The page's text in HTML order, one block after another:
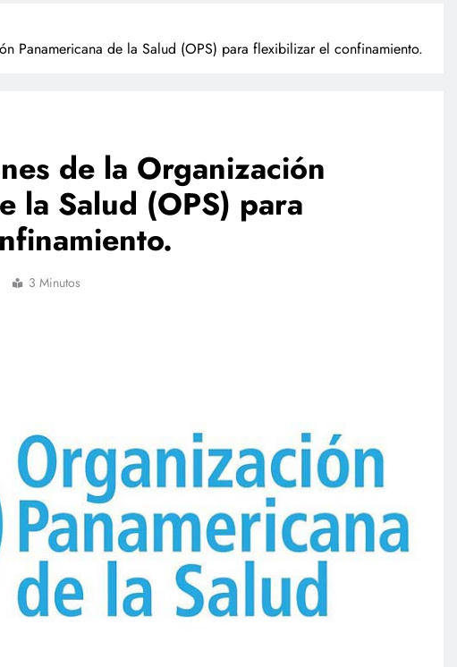
Panamericana de la Salud (OPS) para flexibilizar el confinamiento.
de la Organización
la Salud (OPS) para
3 Minutos
TECNOLOGÍA